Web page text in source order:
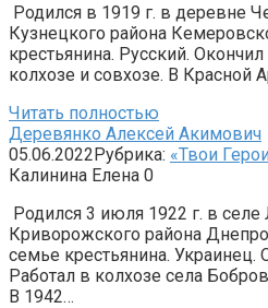
Родился в 1919 г. в деревне
Куз­нецкого района
крестьяни­на. Русский.
колхозе и сов­хозе. В Красной
Читать полностью
Деревянко Алексей Акимович
05.06.2022Рубрика: «Твои
Калинина Елена 0
Родился 3 июля 1922 г. в
Криворожского района
семье крестьянина. Украинец.
Работал в колхозе села
В 1942…